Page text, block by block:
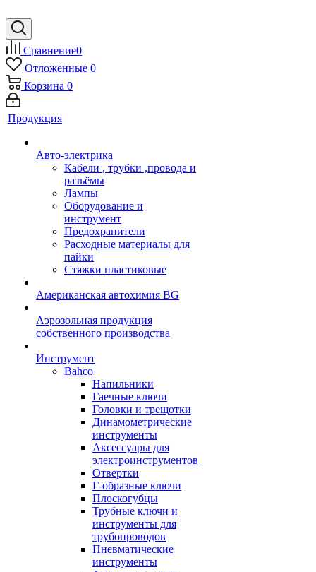
Сравнение0
Отложенные 0
Корзина 0
Продукция
Авто-электрика
Кабели , трубки ,провода и
разъёмы
Лампы
Оборудование и
инструмент
Предохранители
Расходные материалы для
пайки
Стяжки пластиковые
Американская автохимия BG
Аэрозольная продукция
собственного производства
Инструмент
Bahco
Напильники
Гаечные ключи
Головки и трещотки
Динамометрические
инструменты
Аксессуары для
электроинструментов
Отвертки
Г-образные ключи
Плоскогубцы
Трубные ключи и
инструменты для
трубопроводов
Пневматические
инструменты